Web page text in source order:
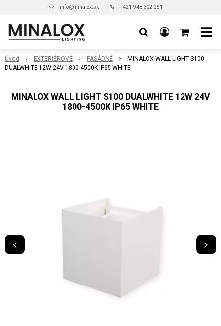
info@minalox.sk +421 948 302 251
Úvod EXTERIÉROVÉ FASÁDNÉ
MINALOX WALL LIGHT S100
DUALWHITE 12W 24V 1800-4500K IP65 WHITE
MINALOX WALL LIGHT S100 DUALWHITE 12W 24V
1800-4500K IP65 WHITE